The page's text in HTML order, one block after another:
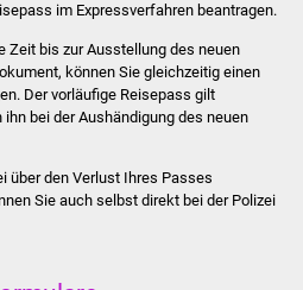
Wahlen
Stadtinfo
Jubiläumsjahr 2021
Partnerstädte
im Expressverfahren beantragen.
Zeit bis zur Ausstellung des neuen
können Sie gleichzeitig einen
Der vorläufige Reisepass gilt
bei der Aushändigung des neuen
über den Verlust Ihres Passes
Sie auch selbst direkt bei der Polizei